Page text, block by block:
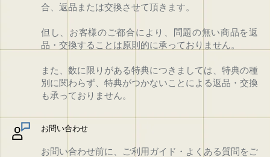
合、返品または交換させて頂きます。
但し、お客様のご都合により、問題の無い商品を返
品・交換することは原則的に承っておりません。
また、数に限りがある特典につきましては、特典の種
別に関わらず、特典がつかないことによる返品・交換
も承っておりません。
お問い合わせ
お問い合わせ前に、ご利用ガイド・よくある質問をご